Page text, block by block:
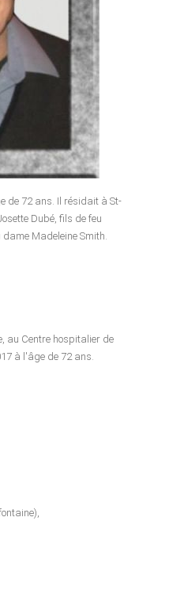
de 72 ans. Il résidait à St-
Dubé, fils de feu
dame Madeleine Smith.
au Centre hospitalier de
à l'âge de 72 ans.